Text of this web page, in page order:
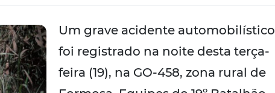
Um grave acidente automobilístico
foi registrado na noite desta terça-
feira (19), na GO-458, zona rural de